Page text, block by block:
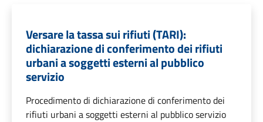
Versare la tassa sui rifiuti (TARI):
dichiarazione di conferimento dei rifiuti
urbani a soggetti esterni al pubblico
servizio
Procedimento di dichiarazione di conferimento dei
rifiuti urbani a soggetti esterni al pubblico servizio